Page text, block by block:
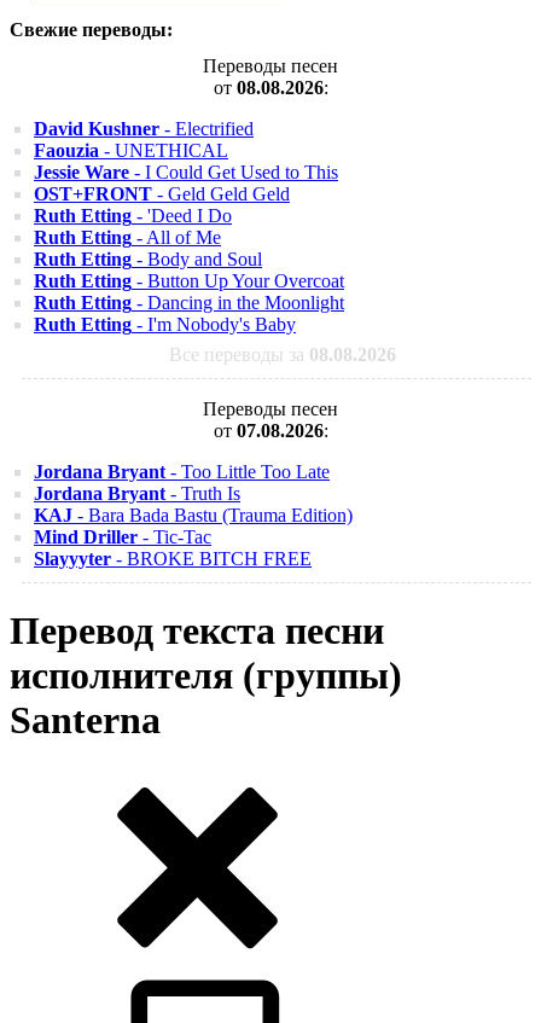
Свежие переводы:
Переводы песен
от 08.08.2026:
David Kushner - Electrified
Faouzia - UNETHICAL
Jessie Ware - I Could Get Used to This
OST+FRONT - Geld Geld Geld
Ruth Etting - 'Deed I Do
Ruth Etting - All of Me
Ruth Etting - Body and Soul
Ruth Etting - Button Up Your Overcoat
Ruth Etting - Dancing in the Moonlight
Ruth Etting - I'm Nobody's Baby
Все переводы за 08.08.2026
Переводы песен
от 07.08.2026:
Jordana Bryant - Too Little Too Late
Jordana Bryant - Truth Is
KAJ - Bara Bada Bastu (Trauma Edition)
Mind Driller - Tic-Tac
Slayyyter - BROKE BITCH FREE
Перевод текста песни
исполнителя (группы)
Santerna